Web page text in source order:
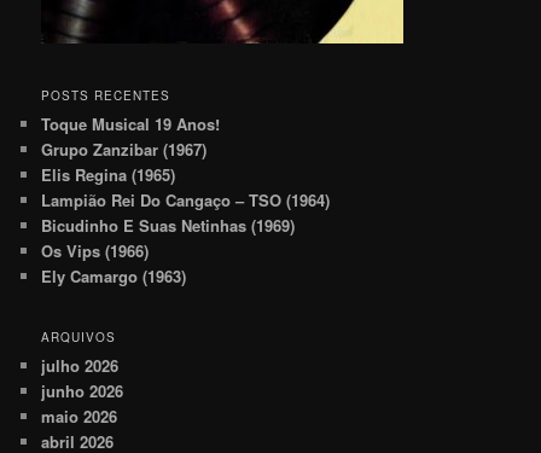
POSTS RECENTES
Toque Musical 19 Anos!
Grupo Zanzibar (1967)
Elis Regina (1965)
Lampião Rei Do Cangaço – TSO (1964)
Bicudinho E Suas Netinhas (1969)
Os Vips (1966)
Ely Camargo (1963)
ARQUIVOS
julho 2026
junho 2026
maio 2026
abril 2026